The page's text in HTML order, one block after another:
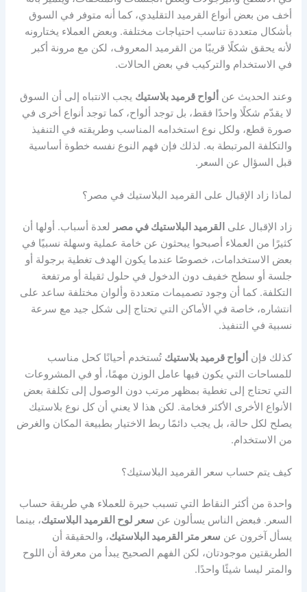
أخف من بعض أنواع القرميد التقليدي، كما أنه متوفر في السوق
بأشكال متعددة تناسب احتياجات مختلفة. وبعض العملاء يختارونه
لأنه يحقق شكلًا قريبًا من القرميد المعروف، لكن مع مرونة أكبر
في الاستخدام والتركيب في بعض الحالات.
وعند الحديث عن ألواح قرميد بلاستيك يجب الانتباه إلى أن السوق
لا يقدّم شكلًا واحدًا فقط، بل توجد ألواح، كما توجد أنواع أخرى في
صورة قطع، ولكل نوع استخدامه المناسب وطريقته في التنفيذ
والتكلفة المرتبطة به. لذلك فإن فهم النوع نفسه خطوة أساسية
قبل السؤال عن السعر.
لماذا زاد الإقبال على القرميد البلاستيك في مصر؟
زاد الإقبال على القرميد البلاستيك في مصر لعدة أسباب. أولها أن
كثيرًا من العملاء أصبحوا يبحثون عن خامة عملية وسهلة نسبيًا في
بعض الاستخدامات، خصوصًا عندما يكون الهدف تغطية برجولة أو
جلسة أو سطح خفيف دون الدخول في حلول ثقيلة أو مرتفعة
التكلفة. كما أن وجود تصميمات متعددة وألوان مختلفة ساعد على
انتشاره، خاصة في الأماكن التي تحتاج إلى شكل جيد مع سرعة
نسبية في التنفيذ.
كذلك فإن ألواح قرميد بلاستيك تُستخدم أحيانًا كحل مناسب
للمساحات التي يكون فيها عامل الوزن مهمًا، أو في المشروعات
التي تحتاج إلى تغطية بمظهر مرتب دون الوصول إلى تكلفة بعض
الأنواع الأخرى الأكثر فخامة. لكن هذا لا يعني أن كل نوع بلاستيك
يصلح لكل حالة، بل يجب دائمًا ربط الاختيار بطبيعة المكان والغرض
من الاستخدام.
كيف يتم حساب سعر القرميد البلاستيك؟
واحدة من أكثر النقاط التي تسبب حيرة للعملاء هي طريقة حساب
السعر. فبعض الناس يسألون عن سعر لوح القرميد البلاستيك، بينما
يسأل آخرون عن سعر متر القرميد البلاستيك، والحقيقة أن
الطريقتين موجودتان، لكن الفهم الصحيح يبدأ من معرفة أن اللوح
والمتر ليسا شيئًا واحدًا.